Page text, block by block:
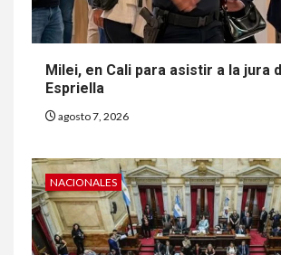
Milei, en Cali para asistir a la jura
Espriella
agosto 7, 2026
NACIONALES